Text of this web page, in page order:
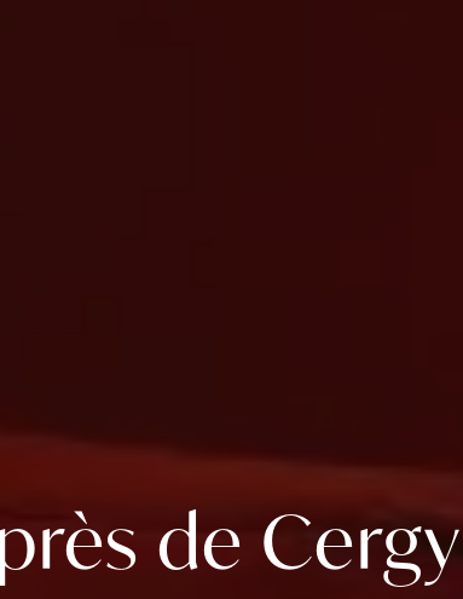
de Cergy